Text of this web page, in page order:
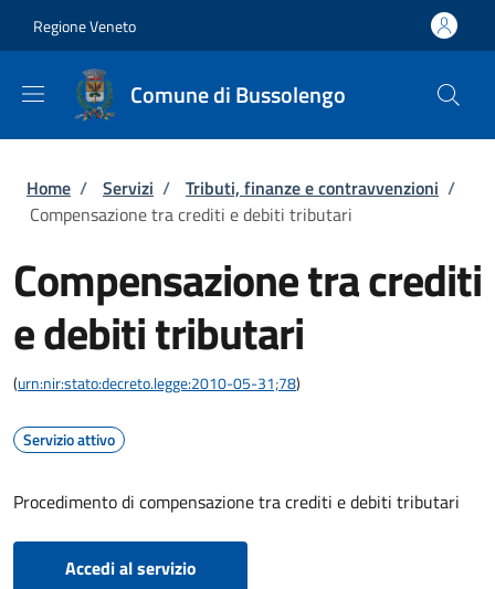
Regione Veneto
Comune di Bussolengo
Briciole di pane
Home / Servizi / Tributi, finanze e contravvenzioni /
Compensazione tra crediti e debiti tributari
Compensazione tra crediti
e debiti tributari
(urn:nir:stato:decreto.legge:2010-05-31;78)
Servizio attivo
Procedimento di compensazione tra crediti e debiti tributari
Accedi al servizio